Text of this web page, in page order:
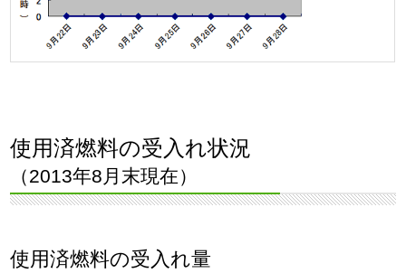
使用済燃料の受入れ状況
（2013年8月末現在）
使用済燃料の受入れ量